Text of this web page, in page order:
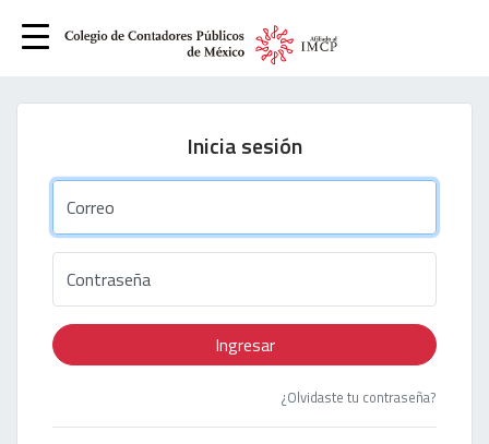
Inicia sesión
Correo
Contraseña
Ingresar
¿Olvidaste tu contraseña?